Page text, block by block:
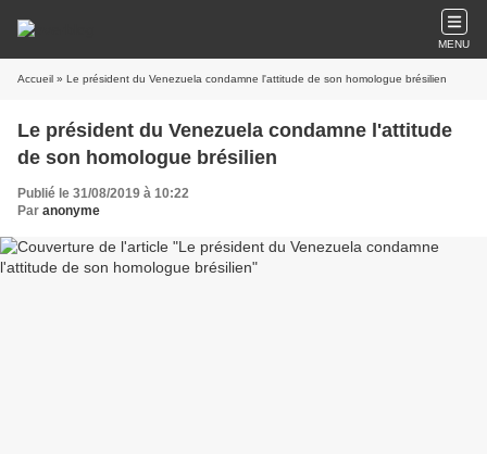
MENU
Accueil » Le président du Venezuela condamne l'attitude de son homologue brésilien
Le président du Venezuela condamne l'attitude
de son homologue brésilien
Publié le 31/08/2019 à 10:22
Par anonyme